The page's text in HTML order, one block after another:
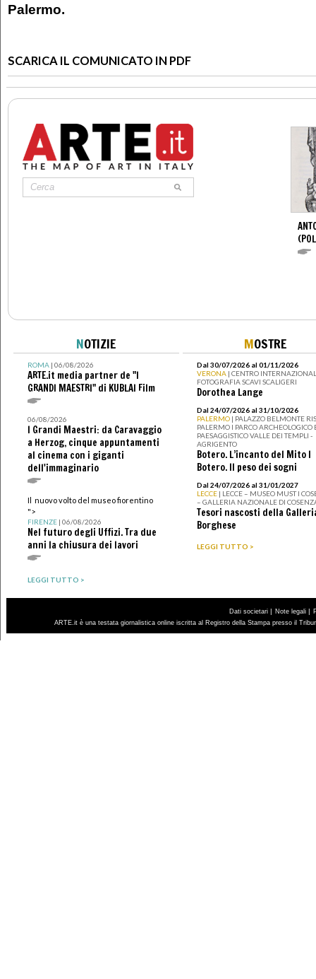
Palermo.
SCARICA IL COMUNICATO IN PDF
NOTIZIE
ROMA| 06/08/2026
ARTE.it media partner de "I
GRANDI MAESTRI" di KUBLAI Film
06/08/2026
I Grandi Maestri: da Caravaggio
a Herzog, cinque appuntamenti
al cinema con i giganti
dell'immaginario
Il nuovo volto del museo fiorentino
">
FIRENZE| 06/08/2026
Nel futuro degli Uffizi. Tra due
anni la chiusura dei lavori
LEGGI TUTTO >
MOSTRE
Dal 30/07/2026 al 01/11/2026
VERONA | CENTRO
FOTOGRAFIA SCAVI SCALIGERI
Dorothea Lange
Dal 24/07/2026 al 31/10/2026
PALERMO | PALAZZO BELMONTE
PALERMO I PARCO ARCHEOLOGICO
PAESAGGISTICO VALLE DEI TEMPLI -
AGRIGENTO
Botero. L’incanto del Mito I
Botero. Il peso dei sogni
Dal 24/07/2026 al 31/01/2027
LECCE | LECCE – MUSEO MUST I
– GALLERIA NAZIONALE DI
Tesori nascosti della
Borghese
LEGGI TUTTO >
Dati societari | Note legali |
ARTE.it è una testata giornalistica online iscritta al Registro della Stampa presso il